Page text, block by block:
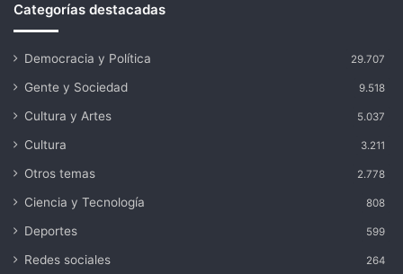
Categorías destacadas
Democracia y Política 29.707
Gente y Sociedad 9.518
Cultura y Artes 5.037
Cultura 3.211
Otros temas 2.778
Ciencia y Tecnología 808
Deportes 599
Redes sociales 264